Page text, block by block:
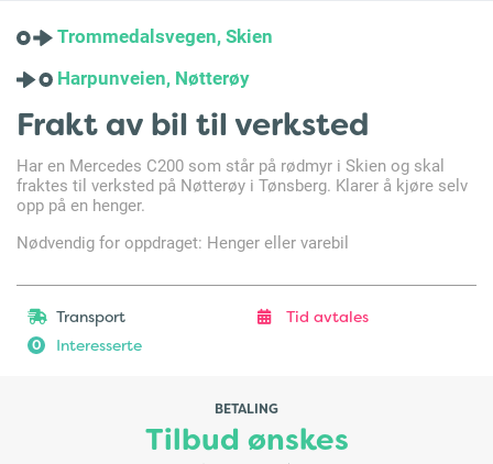
Trommedalsvegen, Skien
Harpunveien, Nøtterøy
Frakt av bil til verksted
Har en Mercedes C200 som står på rødmyr i Skien og skal
fraktes til verksted på Nøtterøy i Tønsberg. Klarer å kjøre selv
opp på en henger.
Nødvendig for oppdraget: Henger eller varebil
Transport Tid avtales
0 Interesserte
BETALING
Tilbud ønskes